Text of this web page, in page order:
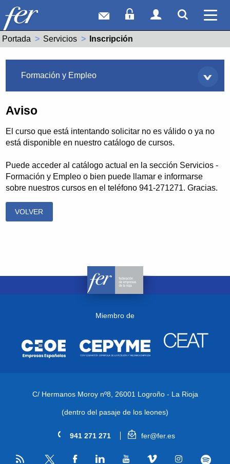
Correo webAcceso Socios
Acceso
Portada Servicios Actual:
Inscripción
Formación y Empleo
Aviso
El curso que está intentando solicitar no es válido o ya no
está disponible en nuestro catálogo de cursos.
Puede acceder al catálogo actual en la sección Servicios -
Formación y Empleo o bien puede llamar e informarse
sobre nuestros cursos en el teléfono 941-271271. Gracias.
VOLVER
Miembro de
C/ Hermanos Moroy nº8, 26001 Logroño - La Rioja
(dentro del pasaje de los leones)
941 271 271 fer@fer.es
RSS